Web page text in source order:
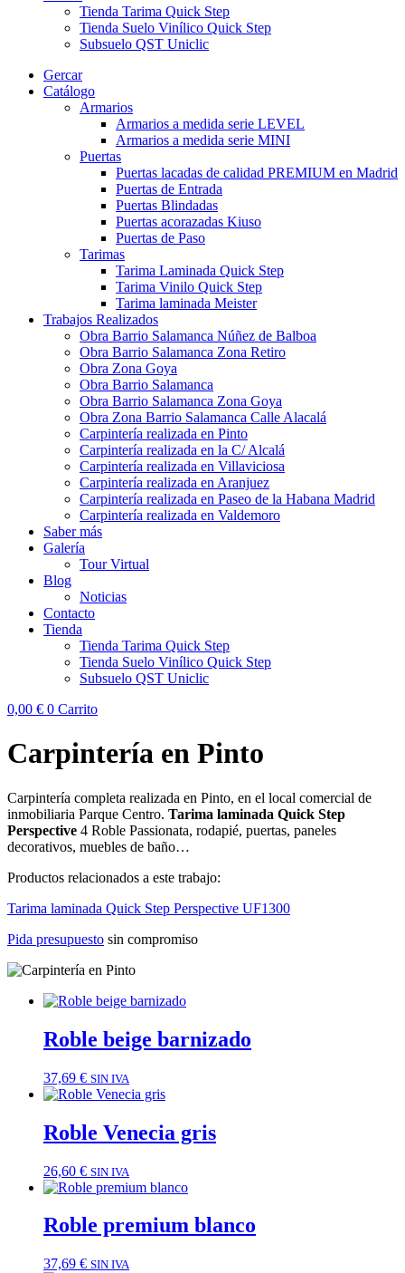
Tienda Tarima Quick Step
Tienda Suelo Vinílico Quick Step
Subsuelo QST Uniclic
Gercar
Catálogo
Armarios
Armarios a medida serie LEVEL
Armarios a medida serie MINI
Puertas
Puertas lacadas de calidad PREMIUM en Madrid
Puertas de Entrada
Puertas Blindadas
Puertas acorazadas Kiuso
Puertas de Paso
Tarimas
Tarima Laminada Quick Step
Tarima Vinilo Quick Step
Tarima laminada Meister
Trabajos Realizados
Obra Barrio Salamanca Núñez de Balboa
Obra Barrio Salamanca Zona Retiro
Obra Zona Goya
Obra Barrio Salamanca
Obra Barrio Salamanca Zona Goya
Obra Zona Barrio Salamanca Calle Alacalá
Carpintería realizada en Pinto
Carpintería realizada en la C/ Alcalá
Carpintería realizada en Villaviciosa
Carpintería realizada en Aranjuez
Carpintería realizada en Paseo de la Habana Madrid
Carpintería realizada en Valdemoro
Saber más
Galería
Tour Virtual
Blog
Noticias
Contacto
Tienda
Tienda Tarima Quick Step
Tienda Suelo Vinílico Quick Step
Subsuelo QST Uniclic
0,00 € 0 Carrito
Carpintería en Pinto
Carpintería completa realizada en Pinto, en el local comercial de
inmobiliaria Parque Centro. Tarima laminada Quick Step
Perspective 4 Roble Passionata, rodapié, puertas, paneles
decorativos, muebles de baño…
Productos relacionados a este trabajo:
Tarima laminada Quick Step Perspective UF1300
Pida presupuesto sin compromiso
Roble beige barnizado
37,69 € SIN IVA
Roble Venecia gris
26,60 € SIN IVA
Roble premium blanco
37,69 € SIN IVA